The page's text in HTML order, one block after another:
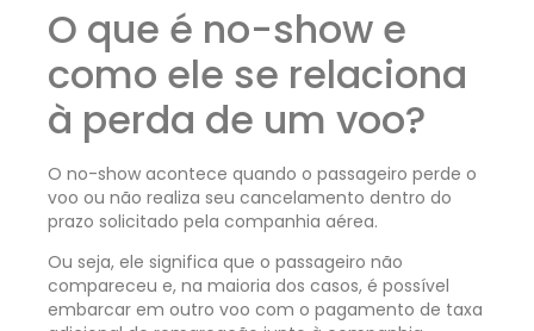
O que é no-show e
como ele se relaciona
à perda de um voo?
O no-show acontece quando o passageiro perde o
voo ou não realiza seu cancelamento dentro do
prazo solicitado pela companhia aérea.
Ou seja, ele significa que o passageiro não
compareceu e, na maioria dos casos, é possível
embarcar em outro voo com o pagamento de taxa